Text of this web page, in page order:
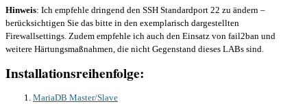
Hinweis: Ich empfehle dringend den SSH Standardport 22 zu ändern –
berücksichtigen Sie das bitte in den exemplarisch dargestellten
Firewallsettings. Zudem empfehle ich auch den Einsatz von fail2ban und
weitere Härtungsmaßnahmen, die nicht Gegenstand dieses LABs sind.
Installationsreihenfolge:
MariaDB Master/Slave